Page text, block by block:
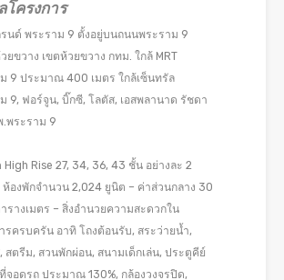
โครงการ
รนด์ พระราม 9 ตั้งอยู่บนถนนพระราม 9
ยขวาง เขตห้วยขวาง กทม. ใกล้ MRT
9 ประมาณ 400 เมตร ใกล้เซ็นทรัล
9, ฟอร์จูน, บิ๊กซี, โลตัส, เอสพลานาด รัชดา
.พระราม 9
High Rise 27, 34, 36, 43 ชั้น อย่างละ 2
ห้องพักจำนวน 2,024 ยูนิต – ค่าส่วนกลาง 30
รางเมตร – สิ่งอำนวยความสะดวกใน
รครบครัน อาทิ โถงต้อนรับ, สระว่ายน้ำ,
สตรีม, สวนพักผ่อน, สนามเด็กเล่น, ประตูคีย์
จอดรถ ประมาณ 130%, กล้องวงจรปิด,